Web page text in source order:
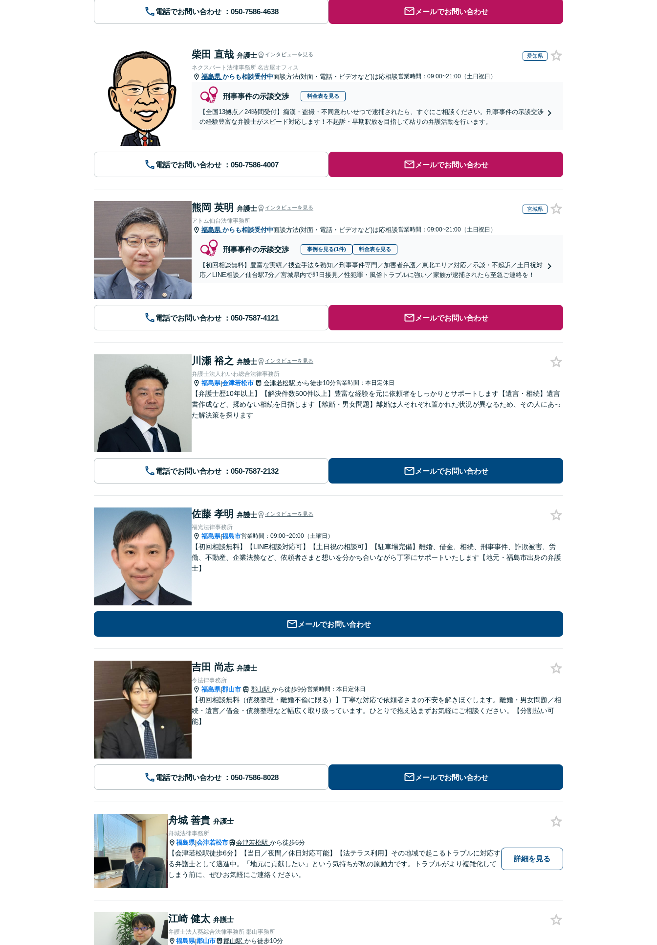
電話でお問い合わせ メールでお問い合わせ
柴田 直哉 弁護士 インタビューを見る 愛知県
ネクスパート法律事務所 名古屋オフィス
福島県 からも相談受付中面談方法(対面・電話・ビデオなど)は応相談営業時間：09:00~21:00（土日祝日）
刑事事件の示談交渉 料金表を見る
【全国13拠点／24時間受付】痴漢・盗撮・不同意わいせつで逮捕されたら、すぐにご相談ください。刑事事件の示談交渉
の経験豊富な弁護士がスピード対応します！不起訴・早期釈放を目指して粘りの弁護活動を行います。
電話でお問い合わせ メールでお問い合わせ
熊岡 英明 弁護士 インタビューを見る 宮城県
アトム仙台法律事務所
福島県 からも相談受付中面談方法(対面・電話・ビデオなど)は応相談営業時間：09:00~21:00（土日祝日）
刑事事件の示談交渉 事例を見る(1件) 料金表を見る
【初回相談無料】豊富な実績／捜査手法を熟知／刑事事件専門／加害者弁護／東北エリア対応／示談・不起訴／土日祝対
応／LINE相談／仙台駅7分／宮城県内で即日接見／性犯罪・風俗トラブルに強い／家族が逮捕されたら至急ご連絡を！
電話でお問い合わせ メールでお問い合わせ
川瀬 裕之 弁護士 インタビューを見る
弁護士法人れいわ総合法律事務所
福島県|会津若松市 会津若松駅 から徒歩10分営業時間：本日定休日
【弁護士歴10年以上】【解決件数500件以上】豊富な経験を元に依頼者をしっかりとサポートします【遺言・相続】遺言
書作成など、揉めない相続を目指します【離婚・男女問題】離婚は人それぞれ置かれた状況が異なるため、その人にあっ
た解決策を探ります
電話でお問い合わせ メールでお問い合わせ
佐藤 孝明 弁護士 インタビューを見る
福光法律事務所
福島県|福島市営業時間：09:00~20:00（土曜日）
【初回相談無料】【LINE相談対応可】【土日祝の相談可】【駐車場完備】離婚、借金、相続、刑事事件、詐欺被害、労
働、不動産、企業法務など、依頼者さまと想いを分かち合いながら丁寧にサポートいたします【地元・福島市出身の弁護
士】
メールでお問い合わせ
吉田 尚志 弁護士
令法律事務所
福島県|郡山市 郡山駅 から徒歩9分営業時間：本日定休日
【初回相談無料（債務整理・離婚不倫に限る）】丁寧な対応で依頼者さまの不安を解きほぐします。離婚・男女問題／相
続・遺言／借金・債務整理など幅広く取り扱っています。ひとりで抱え込まずお気軽にご相談ください。【分割払い可
能】
電話でお問い合わせ メールでお問い合わせ
舟城 善貴 弁護士
舟城法律事務所
福島県|会津若松市 会津若松駅 から徒歩6分
【会津若松駅徒歩6分】【当日／夜間／休日対応可能】【法テラス利用】その地域で起こるトラブルに対応す
る弁護士として邁進中。「地元に貢献したい」という気持ちが私の原動力です。トラブルがより複雑化して
しまう前に、ぜひお気軽にご連絡ください。
詳細を見る
江崎 健太 弁護士
弁護士法人葵綜合法律事務所 郡山事務所
福島県|郡山市 郡山駅 から徒歩10分